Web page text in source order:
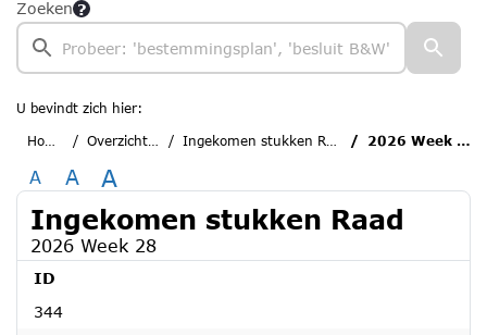
Zoeken
U bevindt zich hier:
Home
Overzichten Ingekomen stukken Raad 2026 Week 28
A A A
Ingekomen stukken Raad
2026 Week 28
ID
344